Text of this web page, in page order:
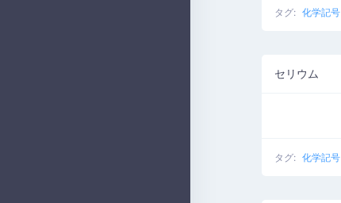
タグ: 化学記号
セリウム
タグ: 化学記号